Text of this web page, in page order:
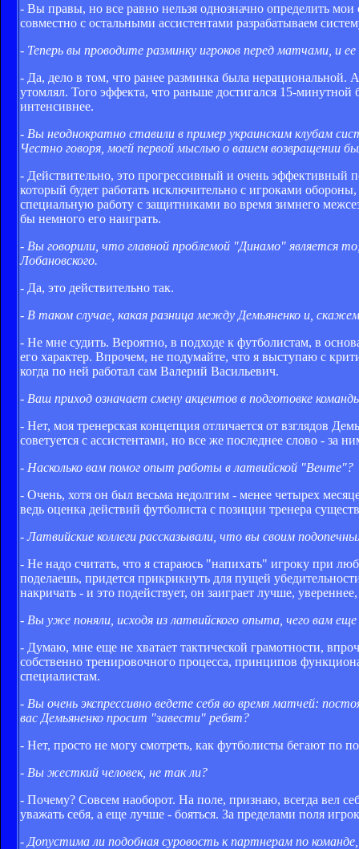
- Вы правы, но все равно нельзя однозначно определить
совместно с остальными ассистентами разрабатываем
- Теперь вы проводите разминку игроков перед матчами, и
- Да, дело в том, что ранее разминка была нерациональной.
утомлял. Того эффекта, что раньше достигался 15-
интенсивнее.
- Вы неоднократно ставили в пример украинским клубам
Честно говоря, моей первой мыслью о вашем возвращении
- Действительно, это прогрессивный и очень эффективный
который будет работать исключительно с игроками
специальную работу с защитниками во время зимнего
бы немного его наиграть.
- Вы говорили, что главной проблемой "Динамо" является
Лобановского.
- Да, это действительно так.
- В таком случае, какая разница между Демьяненко и,
- Не мне судить. Вероятно, в подходе к футболистам, в
его характер. Впрочем, не подумайте, что я выступаю с
когда по ней работал сам Валерий Васильевич.
- Ваш приход означает смену акцентов в подготовке
- Нет, моя тренерская концепция отличается от взглядов
советуется с ассистентами, но все же последнее слово - за
- Насколько вам помог опыт работы в латвийской "Венте"?
- Очень, хотя он был весьма недолгим - менее четырех
ведь оценка действий футболиста с позиции тренера
- Латвийские коллеги рассказывали, что вы своим
- Не надо считать, что я стараюсь "напихать" игроку при
поделаешь, придется прикрикнуть для пущей
накричать - и это подействует, он заиграет лучше,
- Вы уже поняли, исходя из латвийского опыта, чего вам
- Думаю, мне еще не хватает тактической грамотности,
собственно тренировочного процесса, принципов
специалистам.
- Вы очень экспрессивно ведете себя во время матчей:
вас Демьяненко просит "завести" ребят?
- Нет, просто не могу смотреть, как футболисты бегают по
- Вы жесткий человек, не так ли?
- Почему? Совсем наоборот. На поле, признаю, всегда вел
уважать себя, а еще лучше - бояться. За пределами поля
- Допустима ли подобная суровость к партнерам по